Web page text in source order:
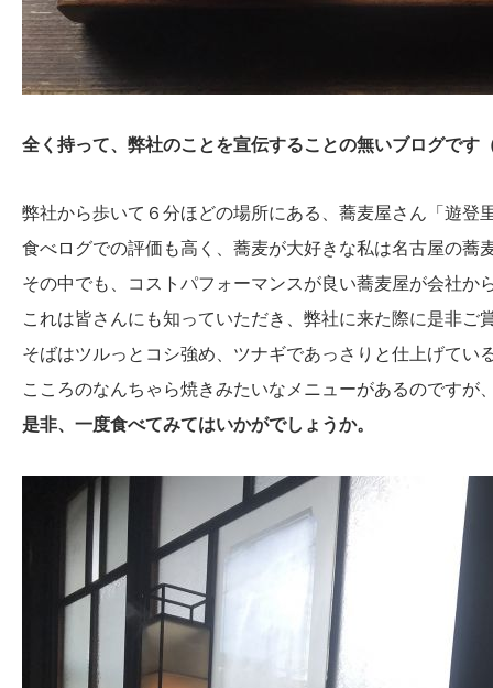
全く持って、弊社のことを宣伝することの無いブログです
弊社から歩いて６分ほどの場所にある、蕎麦屋さん「遊登
食べログでの評価も高く、蕎麦が大好きな私は名古屋の蕎
その中でも、コストパフォーマンスが良い蕎麦屋が会社か
これは皆さんにも知っていただき、弊社に来た際に是非ご
そばはツルっとコシ強め、ツナギであっさりと仕上げてい
こころのなんちゃら焼きみたいなメニューがあるのですが
是非、一度食べてみてはいかがでしょうか。